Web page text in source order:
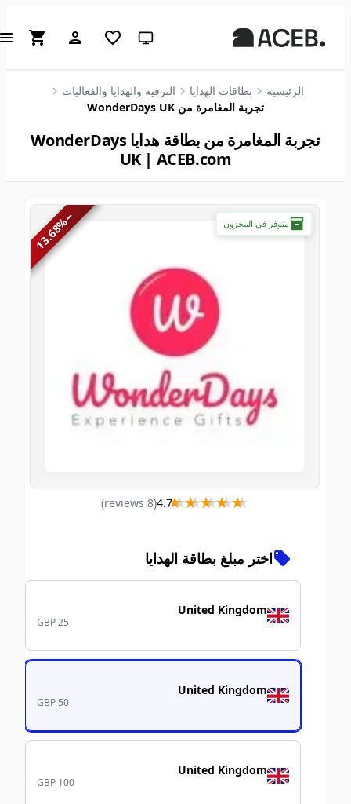
سمة النظام (انقر للفاتحة)
الرئيسية بطاقات الهدايا
الترفيه والهدايا والفعاليات
تجربة المغامرة من WonderDays UK
تجربة المغامرة من بطاقة هدايا WonderDays
UK | ACEB.com
متوفر في المخزون −
13.68%
★★★★★
★★★★★
4.7
(
8
review
s
)
اختر مبلغ بطاقة الهدايا
United Kingdom
GBP 25
United Kingdom
GBP 50
United Kingdom
GBP 100